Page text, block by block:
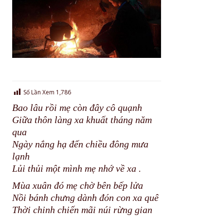
Số Lần Xem 1,786
Bao lâu rồi mẹ còn đây cô quạnh
Giữa thôn làng xa khuất tháng năm
qua
Ngày nắng hạ đến chiều đông mưa
lạnh
Lủi thủi một mình mẹ nhớ về xa .
Mùa xuân đó mẹ chờ bên bếp lửa
Nồi bánh chưng dành đón con xa quê
Thời chinh chiến mãi núi rừng gian